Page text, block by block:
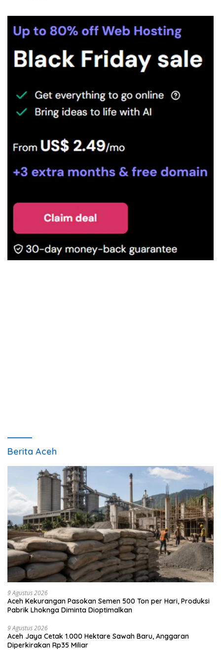
Berita Aceh
9 Agustus 2026
Aceh Kekurangan Pasokan Semen 500 Ton per Hari, Produksi
Pabrik Lhoknga Diminta Dioptimalkan
9 Agustus 2026
Aceh Jaya Cetak 1.000 Hektare Sawah Baru, Anggaran
Diperkirakan Rp35 Miliar